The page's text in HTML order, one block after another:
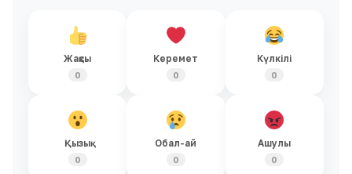
Жақсы
0
Керемет
0
Күлкілі
0
Қызық
0
Обал-ай
0
Ашулы
0